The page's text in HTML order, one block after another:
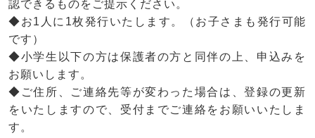
認できるものをご提示ください。
◆お1人に1枚発行いたします。（お子さまも発行可能
です）
◆小学生以下の方は保護者の方と同伴の上、申込みを
お願いします。
◆ご住所、ご連絡先等が変わった場合は、登録の更新
をいたしますので、受付までご連絡をお願いいたしま
す。